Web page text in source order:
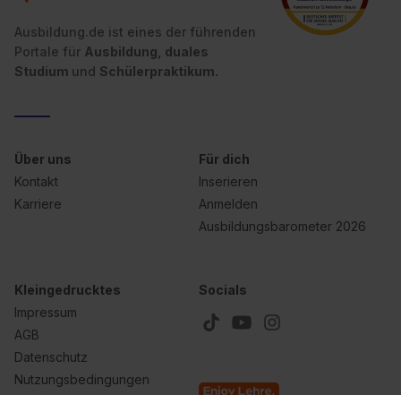
Ausbildung.de ist eines der führenden
Portale für Ausbildung, duales
Studium und Schülerpraktikum.
Über uns
Kontakt
Karriere
Für dich
Inserieren
Anmelden
Ausbildungsbarometer 2026
Kleingedrucktes
Impressum
AGB
Datenschutz
Nutzungsbedingungen
Socials